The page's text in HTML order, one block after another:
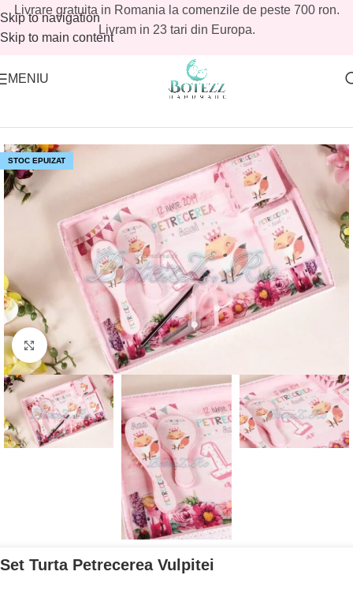
Skip to navigation
Skip to main content
Livrare gratuita in Romania la comenzile de peste 700 ron.
Livram in 23 tari din Europa.
MENIU
Tavite mot fetite/Seturi mot fetite
STOC EPUIZAT
Mărește imaginea
Set Turta Petrecerea Vulpitei